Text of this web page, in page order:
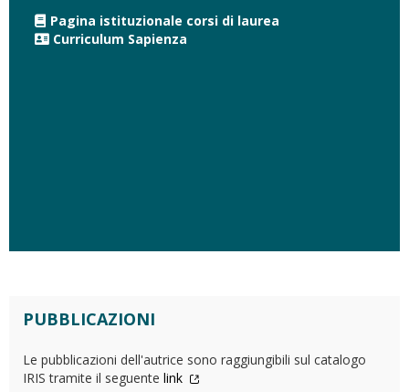
Pagina istituzionale corsi di laurea
Curriculum Sapienza
PUBBLICAZIONI
Le pubblicazioni dell'autrice sono raggiungibili sul catalogo
IRIS tramite il seguente link